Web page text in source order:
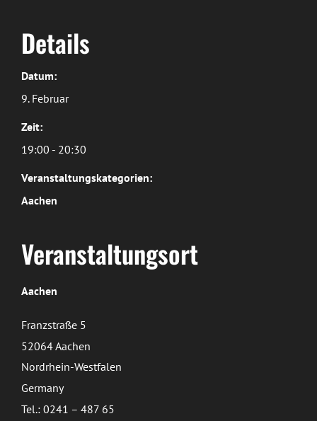
Details
Datum:
9. Februar
Zeit:
19:00 - 20:30
Veranstaltungskategorien:
Aachen
Veranstaltungsort
Aachen
Franzstraße 5
52064 Aachen
Nordrhein-Westfalen
Germany
Tel.: 0241 – 487 65